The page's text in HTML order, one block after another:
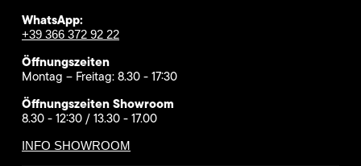
WhatsApp:
+39 366 372 92 22
Öffnungszeiten
Montag – Freitag: 8.30 - 17:30
Öffnungszeiten Showroom
8.30 - 12:30 / 13.30 - 17.00
INFO SHOWROOM